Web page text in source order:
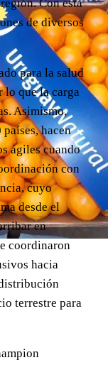
Con esta
de diversos
para la salud
lo que la carga
Asimismo,
hacen
ágiles cuando
con
cuyo
desde el
en
coordinaron
hacia
terrestre para